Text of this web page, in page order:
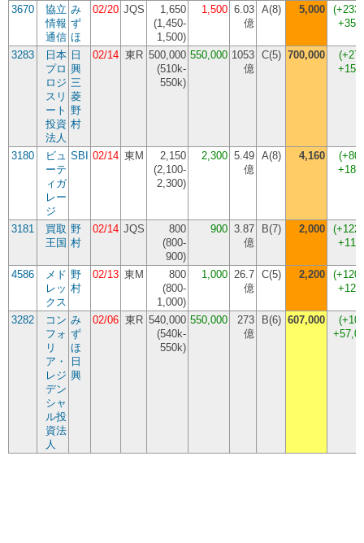
3670
協立
情報
通信
み
ず
ほ
02/20 JQS
1,650
(1,450-
1,500)
1,500 6.03
億
A(8) 5,000 (
3283
日本
プロ
ロジ
スリ
ート
投資
法人
日
興
三
菱
野
村
02/14 東R 500,000
(510k-
550k)
550,000 1053
億
C(5) 700,000 (
3180
ビュ
ーテ
ィガ
レー
ジ
SBI 02/14 東M
2,150
(2,100-
2,300)
2,300 5.49
億
A(8) 4,160 (
3181
買取
王国
野
村
02/14 JQS
800
(800-
900)
900 3.87
億
B(7) 2,000 (
4586
メド
レッ
クス
野
村
02/13 東M
800
(800-
1,000)
1,000 26.7
億
C(5) 2,200 (
3282
コン
フォ
リ
ア・
レジ
デン
シャ
ル投
資法
人
み
ず
ほ
日
興
02/06 東R 540,000
(540k-
550k)
550,000
273
億
B(6) 607,000 (